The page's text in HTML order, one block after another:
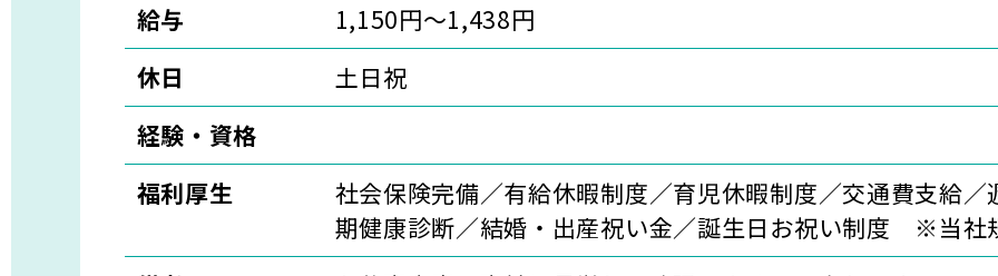
給与
1,150円～1,438円
休日
土日祝
経験・資格
福利厚生
社会保険完備／有給休暇制度／育児休暇制度／交通費支給
期健康診断／結婚・出産祝い金／誕生日お祝い制度 ※当社